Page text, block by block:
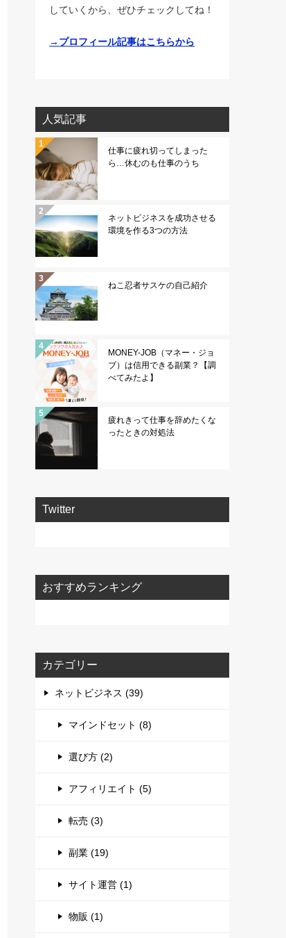
していくから、ぜひチェックしてね！
→プロフィール記事はこちらから
人気記事
仕事に疲れ切ってしまった
ら…休むのも仕事のうち
ネットビジネスを成功させる
環境を作る3つの方法
ねこ忍者サスケの自己紹介
MONEY-JOB（マネー・ジョ
ブ）は信用できる副業？【調
べてみたよ】
疲れきって仕事を辞めたくな
ったときの対処法
Twitter
おすすめランキング
カテゴリー
ネットビジネス (39)
マインドセット (8)
選び方 (2)
アフィリエイト (5)
転売 (3)
副業 (19)
サイト運営 (1)
物販 (1)